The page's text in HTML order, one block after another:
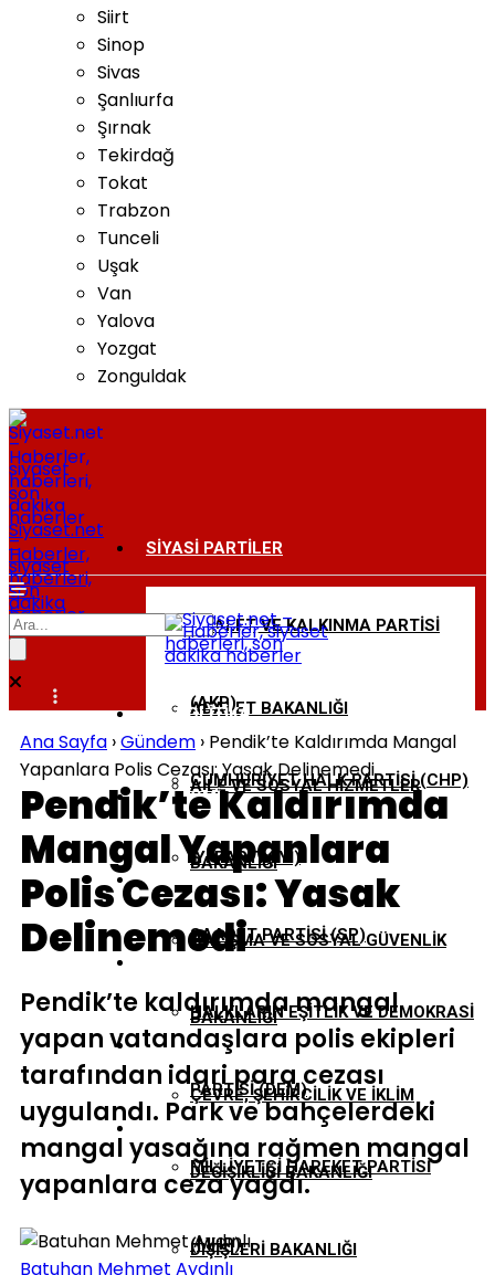
Siirt
Sinop
Sivas
Şanlıurfa
Şırnak
Tekirdağ
Tokat
Trabzon
Tunceli
Uşak
Van
Yalova
Yozgat
Zonguldak
Siyaset.net
–
Haberler,
siyaset
haberleri,
son
dakika
haberler
SIYASI PARTILER
ADALET VE KALKINMA PARTISI
(AKP)
CUMHURIYET HALK PARTISI (CHP)
İYI PARTI (İYİ)
SAADET PARTISI (SP)
HALKLARIN EŞITLIK VE DEMOKRASI
PARTISI (DEM)
MILLIYETÇI HAREKET PARTISI
(MHP)
BAKANLIKLAR
ADALET BAKANLIĞI
AILE VE SOSYAL HIZMETLER
BAKANLIĞI
ÇALIŞMA VE SOSYAL GÜVENLIK
BAKANLIĞI
ÇEVRE, ŞEHIRCILIK VE İKLIM
DEĞIŞIKLIĞI BAKANLIĞI
DIŞIŞLERI BAKANLIĞI
DIŞ POLITIKA
EKONOMI
GÜNDEM
YEREL YÖNETIMLER
Ana Sayfa ›Gündem › Pendik’te Kaldırımda Mangal
Yapanlara Polis Cezası: Yasak Delinemedi
Pendik’te Kaldırımda
Mangal Yapanlara
Polis Cezası: Yasak
Delinemedi
Pendik’te kaldırımda mangal
yapan vatandaşlara polis ekipleri
tarafından idari para cezası
uygulandı. Park ve bahçelerdeki
mangal yasağına rağmen mangal
yapanlara ceza yağdı.
Batuhan Mehmet Aydınlı